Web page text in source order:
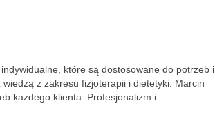
które są dostosowane do potrzeb i
z zakresu fizjoterapii i dietetyki. Marcin
każdego klienta. Profesjonalizm i